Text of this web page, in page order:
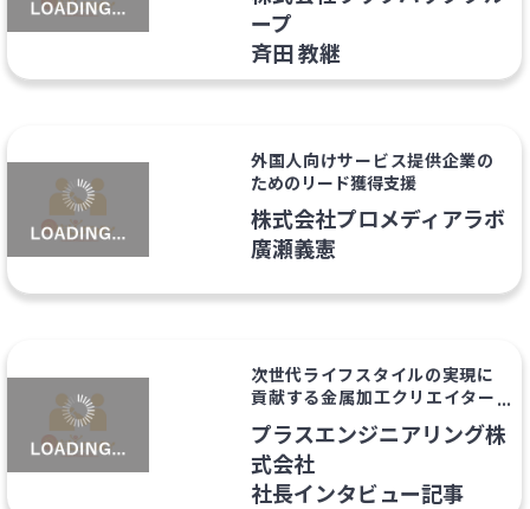
ープ
斉田 教継
外国人向けサービス提供企業の
ためのリード獲得支援
株式会社プロメディアラボ
廣瀬義憲
次世代ライフスタイルの実現に
貢献する金属加工クリエイター
の新しい挑戦
プラスエンジニアリング株
式会社
社長インタビュー記事